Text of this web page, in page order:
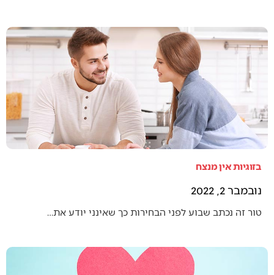
בזוגיות אין מנצח
נובמבר 2, 2022
טור זה נכתב שבוע לפני הבחירות כך שאינני יודע את…